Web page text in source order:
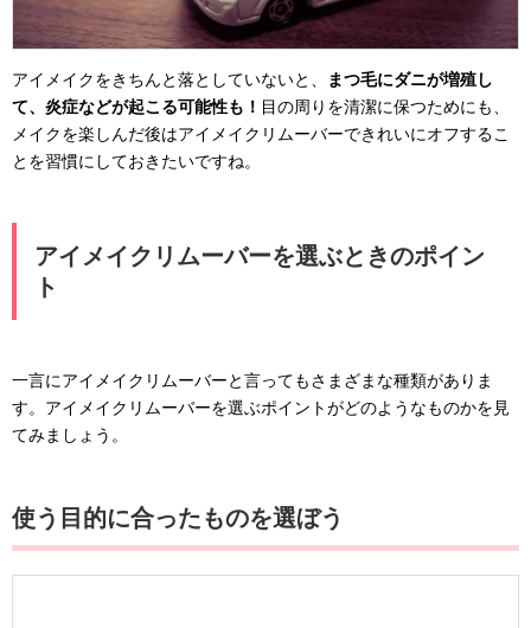
アイメイクをきちんと落としていないと、
まつ毛にダニが増殖し
て、炎症などが起こる可能性も！ 目の周りを清潔に保つためにも、
メイクを楽しんだ後はアイメイクリムーバーできれいにオフするこ
とを習慣にしておきたいですね。
アイメイクリムーバーを選ぶときのポイン
ト
一言にアイメイクリムーバーと言ってもさまざまな種類がありま
す。アイメイクリムーバーを選ぶポイントがどのようなものかを見
てみましょう。
使う目的に合ったものを選ぼう